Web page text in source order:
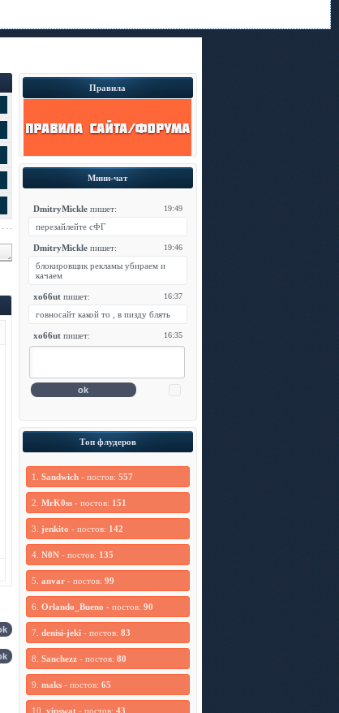
Правила
Мини-чат
Топ флудеров
1. Sandwich- постов: 557
2. MrK0ss- постов: 151
3. jenkito - постов: 142
4. N0N- постов: 135
5. anvar- постов: 99
6. Orlando_Bueno - постов: 90
7. denisi-jeki- постов: 83
8. Sanchezz- постов: 80
9. maks- постов: 65
10. vipswat- постов: 43